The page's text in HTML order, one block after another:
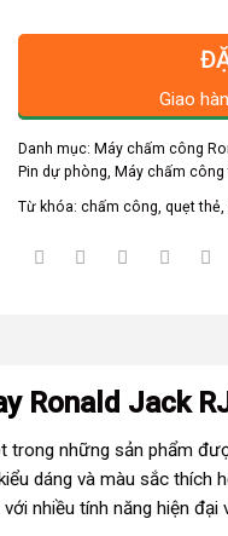
Giao
Danh mục:Máy chấm công
Pin dự phòng ,Máy chấm công
Từ khóa:chấm công ,quẹt thẻ
Ronald Jack
trong những sản phẩm
dáng và màu sắc thích
nhiều tính năng hiện